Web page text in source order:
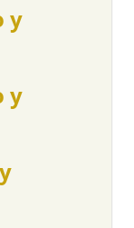
y
y